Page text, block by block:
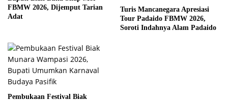
FBMW 2026, Dijemput Tarian
Adat
Turis Mancanegara Apresiasi
Tour Padaido FBMW 2026,
Soroti Indahnya Alam Padaido
Pembukaan Festival Biak